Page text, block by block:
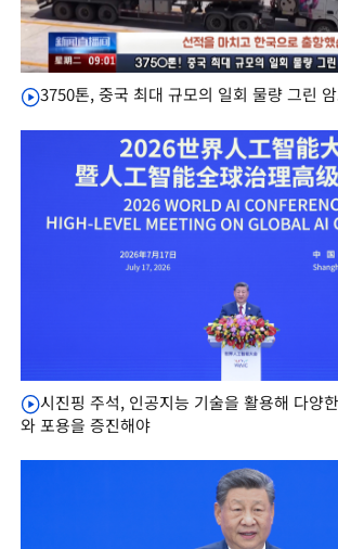
3750톤, 중국 최대 규모의 일회 물량 그린
시진핑 주석, 인공지능 기술을 활용해 다양
와 포용을 증진해야